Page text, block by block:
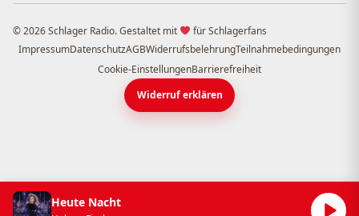
© 2026 Schlager Radio. Gestaltet mit
für Schlagerfans
ImpressumDatenschutzAGBWiderrufsbelehrungTeilnahmebedingungen
Cookie-EinstellungenBarrierefreiheit
Widerruf erklären
Heute Nacht